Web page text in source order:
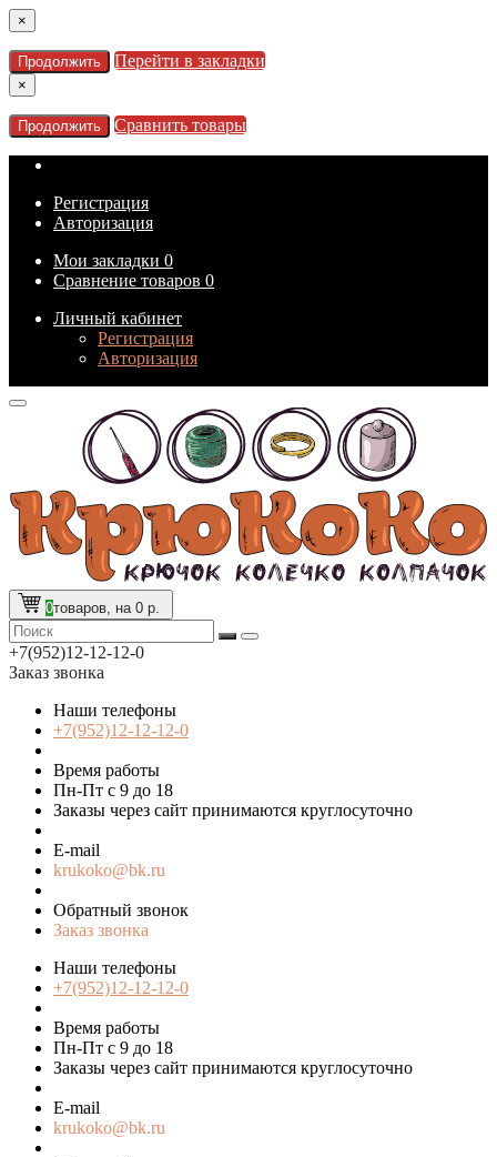
×
Продолжить Перейти в закладки
×
Продолжить Сравнить товары
Регистрация
Авторизация
Мои закладки 0
Сравнение товаров 0
Личный кабинет
Регистрация
Авторизация
0товаров, на 0 р.
+7(952)12-12-12-0
Заказ звонка
Наши телефоны
+7(952)12-12-12-0
Время работы
Пн-Пт с 9 до 18
Заказы через сайт принимаются круглосуточно
E-mail
krukoko@bk.ru
Обратный звонок
Заказ звонка
Наши телефоны
+7(952)12-12-12-0
Время работы
Пн-Пт с 9 до 18
Заказы через сайт принимаются круглосуточно
E-mail
krukoko@bk.ru